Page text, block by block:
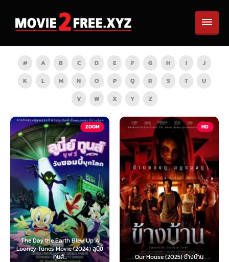
# A B C D E F G H I
J
K
L M N O P Q R S T
U
V
W X Y Z
ZOOM
Earth Blew Up A
Movie (2024) ลูนี่ย์
ทูนส์...
HD
Our House (2025) ข้างบ้าน
TV
Teach You a
นี้ต้องโ